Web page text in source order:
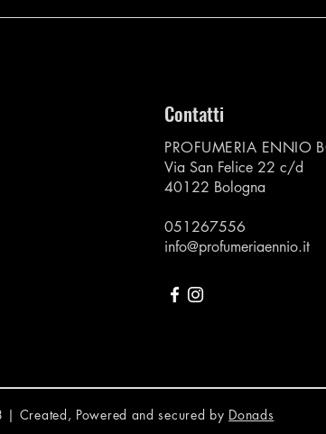
Contatti
PROFUMERIA ENNIO
Via San Felice 22 c/d
40122 Bologna
051267556
info@profumeriaennio.it
Created, Powered and secured by Donads